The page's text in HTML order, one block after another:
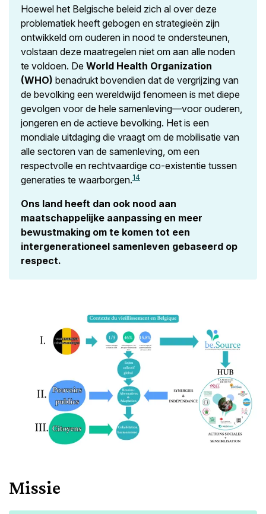
Hoewel het Belgische beleid zich al over deze
problematiek heeft gebogen en strategieën zijn
ontwikkeld om ouderen in nood te ondersteunen,
volstaan deze maatregelen niet om aan alle noden
te voldoen. De World Health Organization
(WHO) benadrukt bovendien dat de vergrijzing van
de bevolking een wereldwijd fenomeen is met diepe
gevolgen voor de hele samenleving—voor ouderen,
jongeren en de actieve bevolking. Het is een
mondiale uitdaging die vraagt om de mobilisatie van
alle sectoren van de samenleving, om een
respectvolle en rechtvaardige co-existentie tussen
generaties te waarborgen.14
Ons land heeft dan ook nood aan
maatschappelijke aanpassing en meer
bewustmaking om te komen tot een
intergenerationeel samenleven gebaseerd op
respect.
Missie